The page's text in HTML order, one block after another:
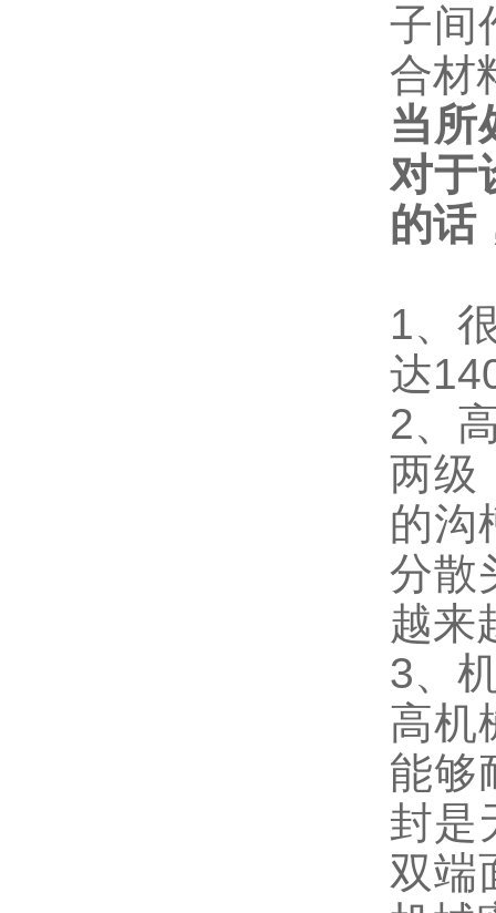
子间
合材
当所
对于
的话
1、
达
2、
两级
的沟
分散
越来
3、
高机
能够
封是
双端